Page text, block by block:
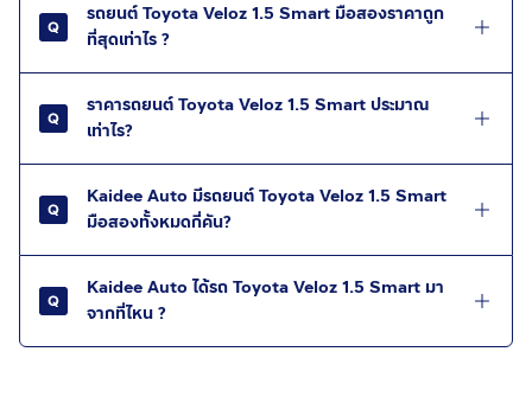
รถยนต์ Toyota Veloz 1.5 Smart มือสองราคาถูก
ที่สุดเท่าไร ?
ราคารถยนต์ Toyota Veloz 1.5 Smart ประมาณ
เท่าไร?
Kaidee Auto มีรถยนต์ Toyota Veloz 1.5 Smart
มือสองทั้งหมดกี่คัน?
Kaidee Auto ได้รถ Toyota Veloz 1.5 Smart มา
จากที่ไหน ?